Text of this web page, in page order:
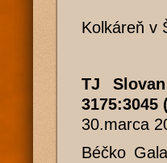
Kolkáreň v
TJ
3175:3045
30.marca
Béčko